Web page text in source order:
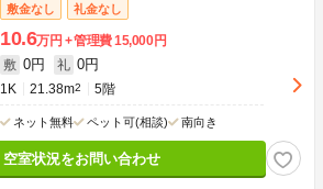
敷金なし 礼金なし
10.6万円 管理費15,000円
敷 0円 礼 0円
1K 21.38m2 5階
ネット無料 ペット可(相談) 南向き
空室状況をお問い合わせ